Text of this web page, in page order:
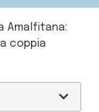
Amalfitana:
coppia